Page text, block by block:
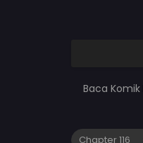
Baca Komik